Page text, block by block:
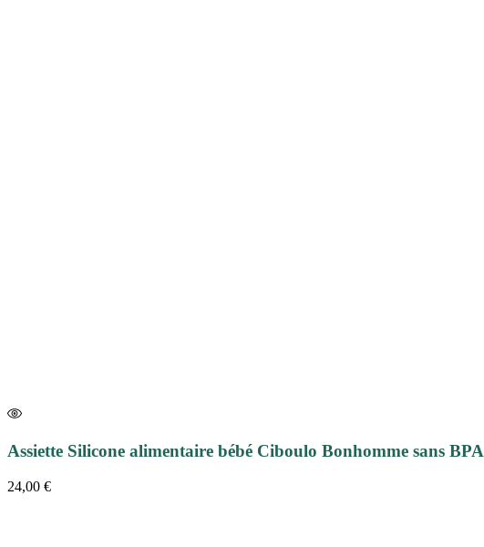
Assiette Silicone alimentaire bébé Ciboulo Bonhomme sans BPA
24,00 €